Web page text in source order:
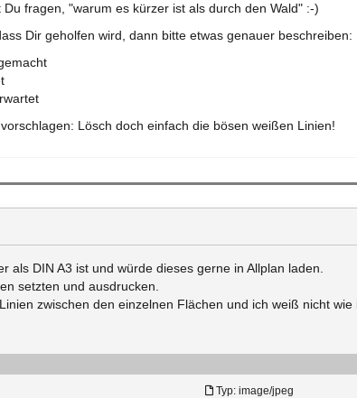
fragen, "warum es kürzer ist als durch den Wald" :-)
Dir geholfen wird, dann bitte etwas genauer beschreiben:
Lösch doch einfach die bösen weißen Linien!
als DIN A3 ist und würde dieses gerne in Allplan laden.
setzten und ausdrucken.
zwischen den einzelnen Flächen und ich weiß nicht wie
Typ: image/jpeg